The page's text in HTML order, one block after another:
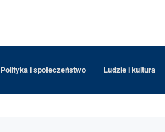
Polityka i społeczeństwo Ludzie i kultura